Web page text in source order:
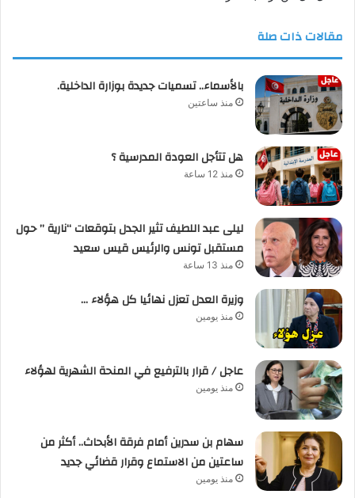
مقالات ذات صلة
بالأسماء.. تسميات جديدة بوزارة الداخلية.
منذ ساعتين
هل تتأجل العودة المدرسية ؟
منذ 12 ساعة
ليلى عبد اللطيف تثير الجدل بتوقعات “نارية ” حول
مستقبل تونس والرئيس قيس سعيد
منذ 13 ساعة
وزيرة العدل تعزل نهائيا كل هؤلاء …
منذ يومين
عاجل / قرار بالترفيع في المنحة الشهرية لهؤلاء
منذ يومين
سهام بن سدرين أمام فرقة الأبحاث.. أكثر من
ساعتين من الاستماع وقرار قضائي جديد
منذ يومين